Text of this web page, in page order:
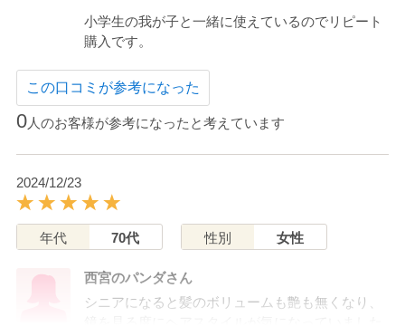
小学生の我が子と一緒に使えているのでリピート
購入です。
この口コミが参考になった
0人のお客様が参考になったと考えています
2024/12/23
年代 70代 性別 女性
西宮のパンダさん
シニアになると髪のボリュームも艶も無くなり、